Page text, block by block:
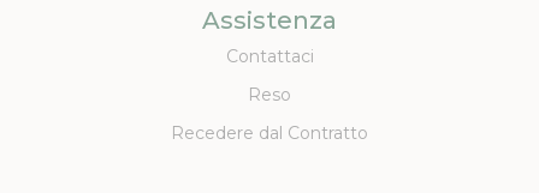
Assistenza
Contattaci
Reso
Recedere dal Contratto